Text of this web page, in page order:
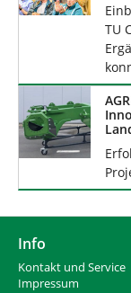
TU
Info
Kontakt und Service
Impressum